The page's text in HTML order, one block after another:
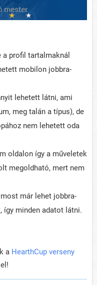
profil tartalmaknál
mobilon jobbra-
lehetett látni, ami
meg talán a típus), de
nem lehetett oda
oldalon így a műveletek
megoldható, mert nem
már lehet jobbra-
így minden adatot látni.
a HearthCup verseny